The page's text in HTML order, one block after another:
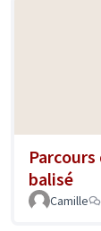
balisé
Camille